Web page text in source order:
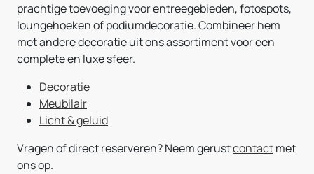
prachtige toevoeging voor entreegebieden, fotospots,
loungehoeken of podiumdecoratie. Combineer hem
met andere decoratie uit ons assortiment voor een
complete en luxe sfeer.
Decoratie
Meubilair
Licht & geluid
Vragen of direct reserveren? Neem gerustcontactmet
ons op.